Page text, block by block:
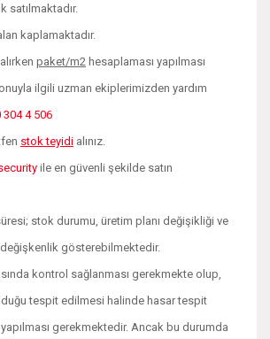
satılmaktadır.
kaplamaktadır.
paket/m2 hesaplaması yapılması
ilgili uzman ekiplerimizden yardım
304 4 506
stok teyidi alınız.
ile en güvenli şekilde satın
stok durumu, üretim planı değişikliği ve
gösterebilmektedir.
kontrol sağlanması gerekmekte olup,
tespit edilmesi halinde hasar tespit
gerekmektedir. Ancak bu durumda